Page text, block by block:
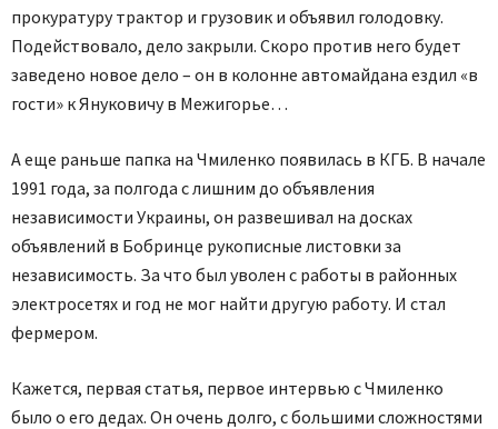
прокуратуру трактор и грузовик и объявил голодовку.
Подействовало, дело закрыли. Скоро против него будет
заведено новое дело – он в колонне автомайдана ездил «в
гости» к Януковичу в Межигорье…
А еще раньше папка на Чмиленко появилась в КГБ. В начале
1991 года, за полгода с лишним до объявления
независимости Украины, он развешивал на досках
объявлений в Бобринце рукописные листовки за
независимость. За что был уволен с работы в районных
электросетях и год не мог найти другую работу. И стал
фермером.
Кажется, первая статья, первое интервью с Чмиленко
было о его дедах. Он очень долго, с большими сложностями